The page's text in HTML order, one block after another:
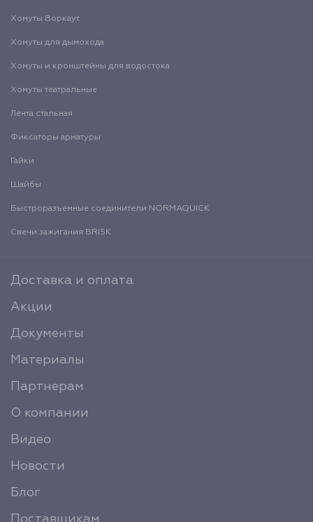
Хомуты Воркаут
Хомуты для дымохода
Хомуты и кронштейны для водостока
Хомуты театральные
Лента стальная
Фиксаторы арматуры
Гайки
Шайбы
Быстроразъемные соединители NORMAQUICK
Свечи зажигания BRISK
Доставка и оплата
Акции
Документы
Материалы
Партнерам
О компании
Видео
Новости
Блог
Поставщикам